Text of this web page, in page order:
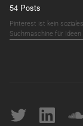
54 Posts
Pinterest ist kein
Suchmaschine für Ideen
Twitter linkedin